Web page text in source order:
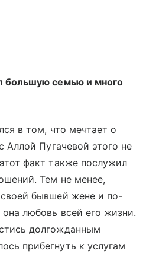
большую семью и много
в том, что мечтает о
Аллой Пугачевой этого не
факт также послужил
Тем не менее,
бывшей жене и по-
любовь всей его жизни.
долгожданным
прибегнуть к услугам